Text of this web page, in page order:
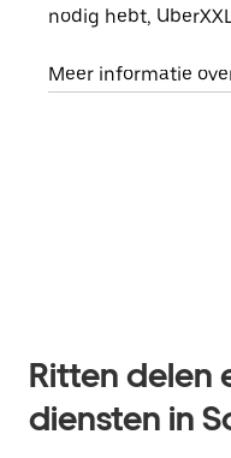
nodig hebt,
Meer informatie
Ritten delen
diensten in